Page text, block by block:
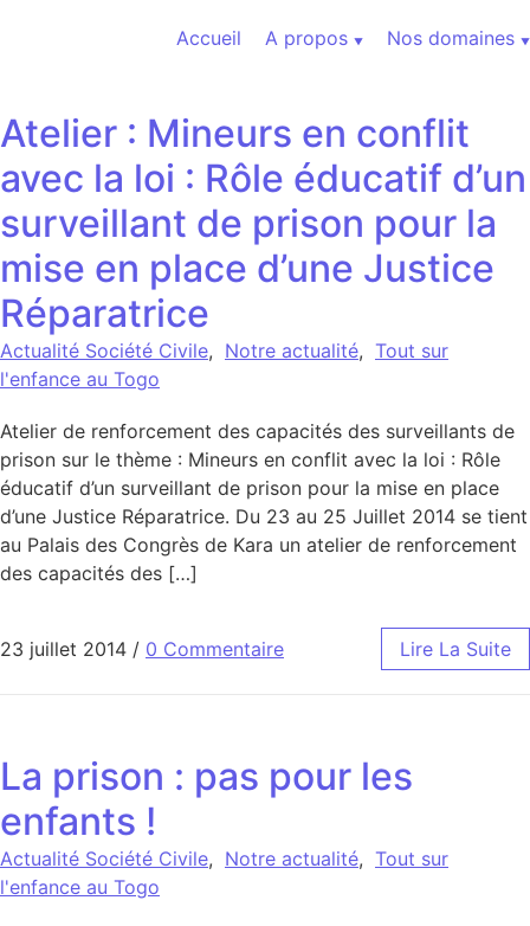
Accueil
A propos Nos domaines
Atelier : Mineurs en conflit
avec la loi : Rôle éducatif d’un
surveillant de prison pour la
mise en place d’une Justice
Réparatrice
Actualité Société Civile, Notre actualité, Tout sur
l'enfance au Togo
Atelier de renforcement des capacités des surveillants de
prison sur le thème : Mineurs en conflit avec la loi : Rôle
éducatif d’un surveillant de prison pour la mise en place
d’une Justice Réparatrice. Du 23 au 25 Juillet 2014 se tient
au Palais des Congrès de Kara un atelier de renforcement
des capacités des […]
23 juillet 2014 / 0 Commentaire Lire La Suite
La prison : pas pour les
enfants !
Actualité Société Civile, Notre actualité, Tout sur
l'enfance au Togo